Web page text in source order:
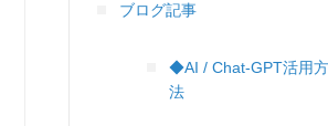
ブログ記事
◆AI / Chat-GPT活用方
法